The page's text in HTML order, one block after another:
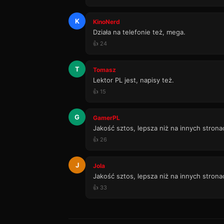
K KinoNerd
Działa na telefonie też, mega.
👍 24
T Tomasz
Lektor PL jest, napisy też.
👍 15
G GamerPL
Jakość sztos, lepsza niż na innych
👍 26
J Jola
Jakość sztos, lepsza niż na innych
👍 33